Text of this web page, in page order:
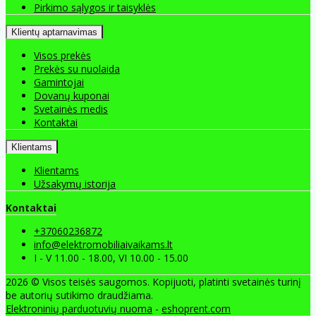
Pirkimo sąlygos ir taisyklės
Klientų aptarnavimas
Visos prekės
Prekės su nuolaida
Gamintojai
Dovanų kuponai
Svetainės medis
Kontaktai
Klientams
Klientams
Užsakymų istorija
Kontaktai
+37060236872
info@elektromobiliaivaikams.lt
I - V 11.00 - 18.00, VI 10.00 - 15.00
2026 © Visos teisės saugomos. Kopijuoti, platinti svetainės turinį
be autorių sutikimo draudžiama.
Elektroninių parduotuvių nuoma - eshoprent.com